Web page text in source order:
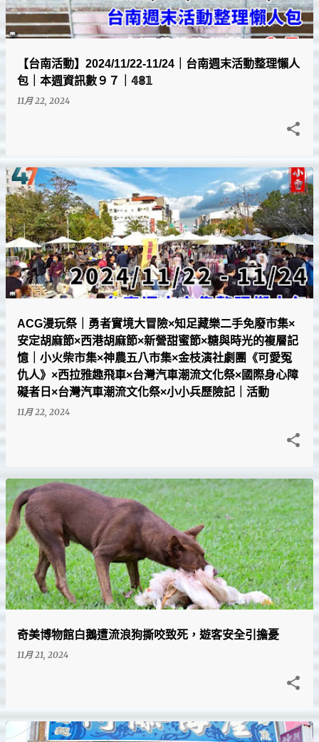
章
【台南活動】2024/11/22-11/24｜台南週末活動整理懶人
包｜本週資訊數９７｜𝟜𝟠𝟙
11月 22, 2024
ACG漫玩祭｜勇者實境大冒險×知足藏樂二手免廢市集×
安定胡麻節×西港胡麻節×新營甜蜜節×糖與時光的複層記
憶｜小火柴市集×神農五八市集×金枝演社劇團《可愛冤
仇人》×西拉雅趣飛車×台灣汽車潮流文化祭×國際身心障
礙者日×台灣汽車潮流文化祭×小小兵歷險記｜活動
11月 22, 2024
奇美博物館白鵝遭流浪狗撕咬致死，遊客安全引擔憂
11月 21, 2024